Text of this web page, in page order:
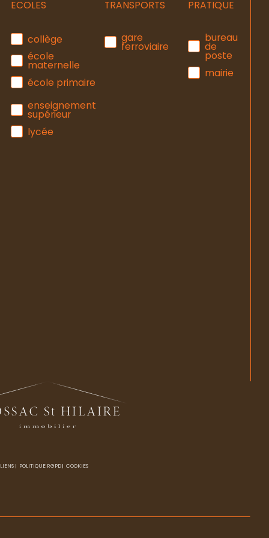
ECOLES
collège
école
maternelle
école primaire
enseignement
supérieur
lycée
TRANSPORTS
gare
ferroviaire
PRATIQUE
bureau
de
poste
mairie
POLITIQUE RGPD COOKIES